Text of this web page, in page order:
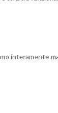
interamente